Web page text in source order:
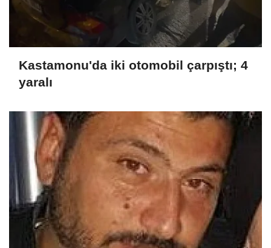
Kastamonu'da iki otomobil çarpıştı; 4
yaralı